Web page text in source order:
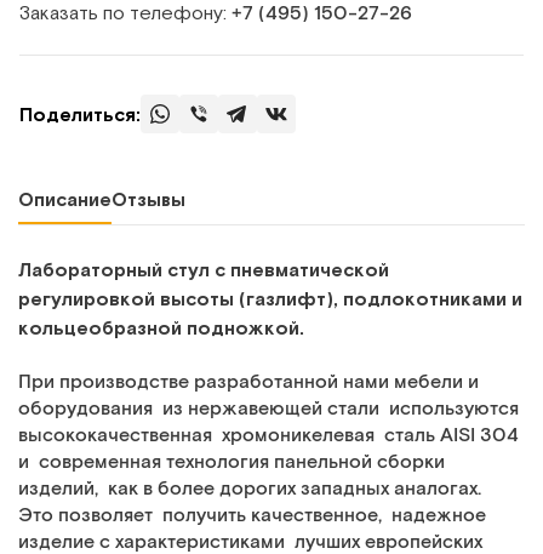
Заказать по телефону: +7 (495) 150‑27‑26
Поделиться:
ОписаниеОтзывы
Лабораторный стул с пневматической
регулировкой высоты (газлифт), подлокотниками и
кольцеобразной подножкой.
При производстве разработанной нами мебели и
оборудования из нержавеющей стали используются
высококачественная хромоникелевая сталь AISI 304
и современная технология панельной сборки
изделий, как в более дорогих западных аналогах.
Это позволяет получить качественное, надежное
изделие с характеристиками лучших европейских